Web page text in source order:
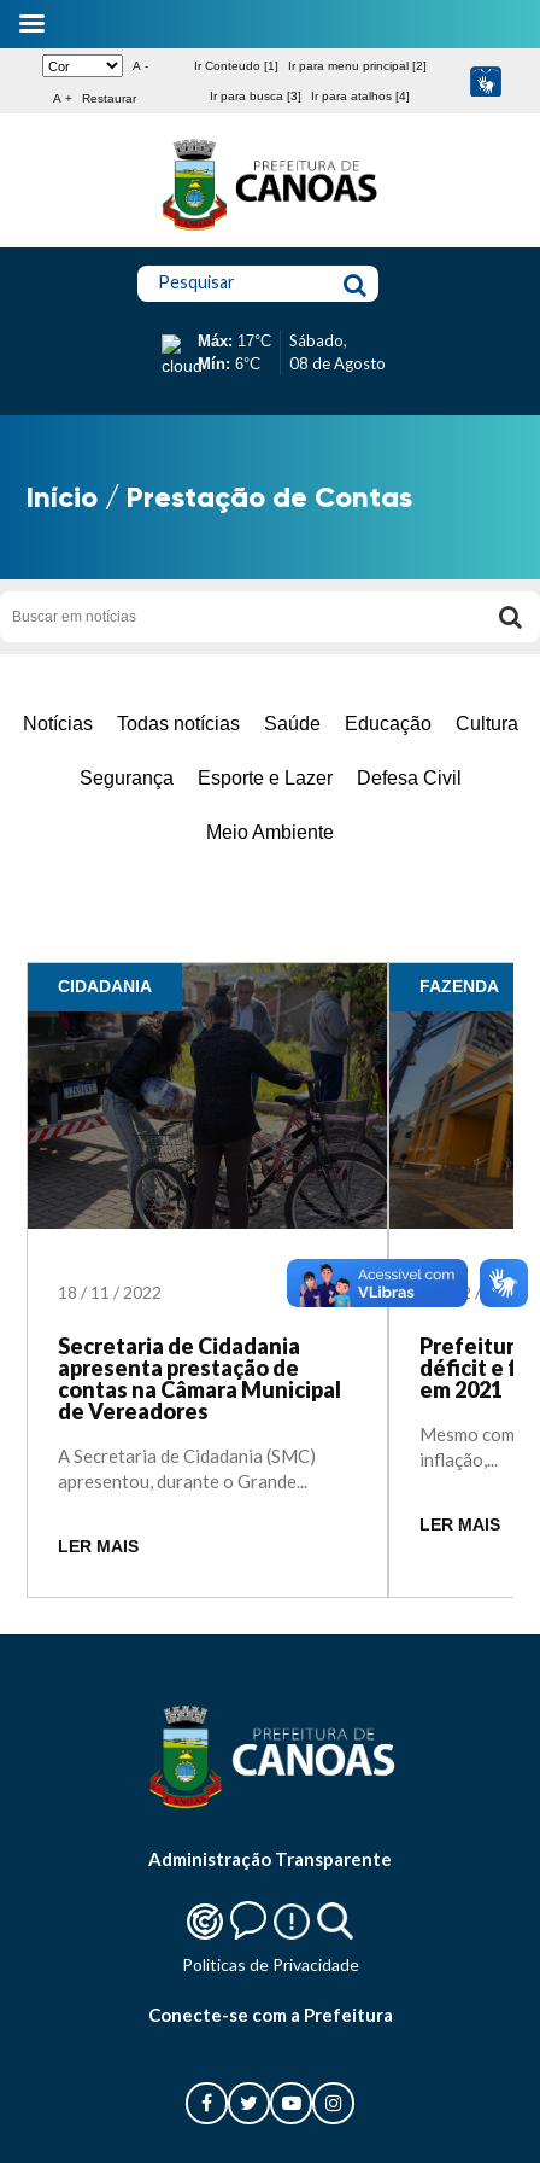
A -
A + Restaurar
Ir Conteudo [1] Ir para menu principal [2]
Ir para busca [3] Ir para atalhos [4]
Pesquisar
Máx: 17°C
Mín: 6°C
Sábado,
08 de Agosto
Início / Prestação de Contas
Notícias Todas notícias Saúde Educação Cultura
Segurança Esporte e Lazer Defesa Civil
Meio Ambiente
CIDADANIA
18 / 11 /2022
Secretaria de Cidadania
apresenta prestação de
contas na Câmara Municipal
de Vereadores
A Secretaria de Cidadania (SMC)
apresentou, durante o Grande...
LER MAIS
FAZENDA
02 / 2022
Prefeitura
déficit e
em 2021
Mesmo com a
inflação,...
LER MAIS
Administração Transparente
Politicas de Privacidade
Conecte-se com a Prefeitura